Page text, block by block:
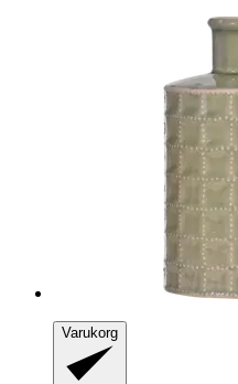
Varukorg